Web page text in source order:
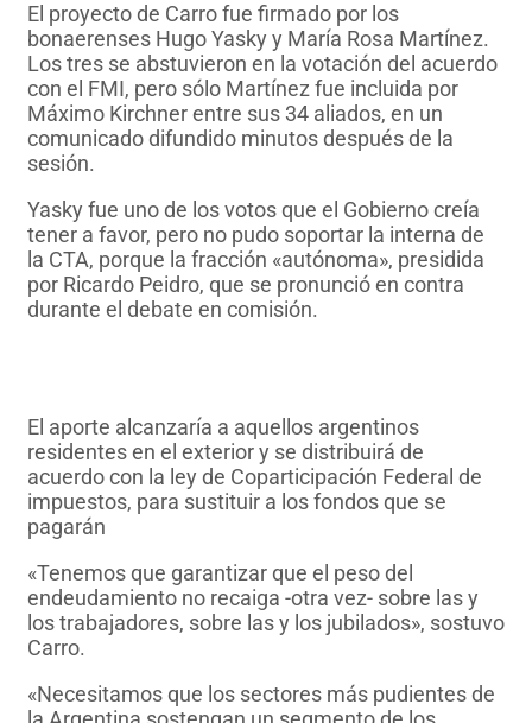
El proyecto de Carro fue firmado por los
bonaerenses Hugo Yasky y María Rosa Martínez.
Los tres se abstuvieron en la votación del acuerdo
con el FMI, pero sólo Martínez fue incluida por
Máximo Kirchner entre sus 34 aliados, en un
comunicado difundido minutos después de la
sesión.
Yasky fue uno de los votos que el Gobierno creía
tener a favor, pero no pudo soportar la interna de
la CTA, porque la fracción «autónoma», presidida
por Ricardo Peidro, que se pronunció en contra
durante el debate en comisión.
El aporte alcanzaría a aquellos argentinos
residentes en el exterior y se distribuirá de
acuerdo con la ley de Coparticipación Federal de
impuestos, para sustituir a los fondos que se
pagarán
«Tenemos que garantizar que el peso del
endeudamiento no recaiga -otra vez- sobre las y
los trabajadores, sobre las y los jubilados», sostuvo
Carro.
«Necesitamos que los sectores más pudientes de